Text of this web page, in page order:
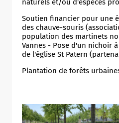
naturels et/ou d'espèces
Soutien financier pour une
des chauve-souris
population des martinets
Vannes - Pose d'un nichoir
de l'église St Patern
Plantation de forêts